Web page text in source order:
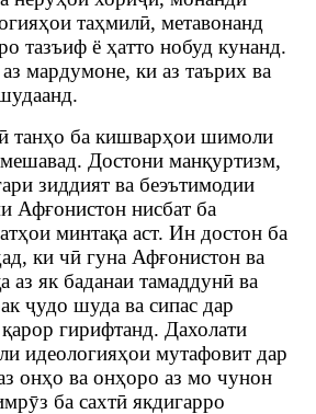
таҳмилӣ, метавонанд
тазъиф ё ҳатто нобуд кунанд.
мардумоне, ки аз таърих ва
танҳо ба кишварҳои шимоли
Достони манқуртизм,
зиддият ва беэътимодии
Афғонистон нисбат ба
минтақа аст. Ин достон ба
ки чӣ гуна Афғонистон ва
аз як баданаи тамаддунӣ ва
ҷудо шуда ва сипас дар
гирифтанд. Дахолати
идеологияҳои мутафовит дар
онҳо ва онҳоро аз мо чунон
ба сахтӣ якдигарро